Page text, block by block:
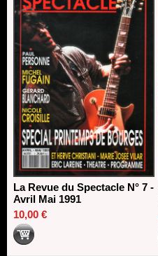
La Revue du Spectacle N° 7 -
Avril Mai 1991
10,00 €